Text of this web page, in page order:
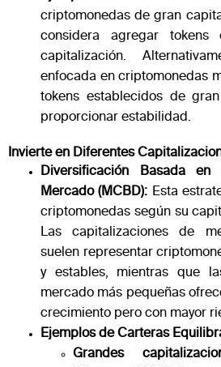
criptomonedas de gran
considera agregar tokens
capitalización.
enfocada en criptomonedas
tokens establecidos de
proporcionar estabilidad​​.
Invierte en Diferentes
Diversificación Basada
Mercado (MCBD): Esta
criptomonedas según su
Las capitalizaciones de
suelen representar
y estables, mientras que
mercado más pequeñas
crecimiento pero con mayor
Ejemplos de Carteras
Grandes